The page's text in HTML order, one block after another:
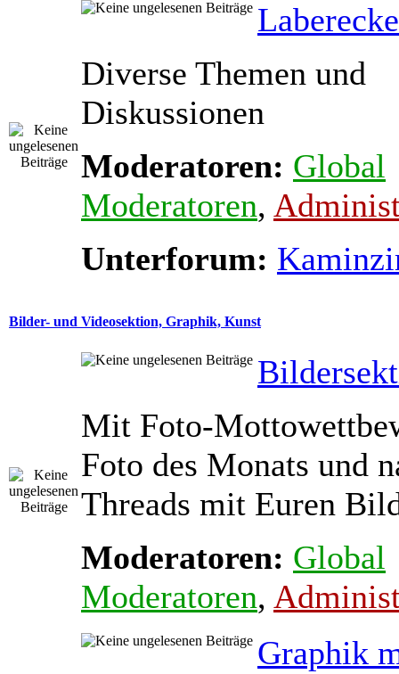
Laberecke
Diverse Themen und
Diskussionen
Moderatoren: Global
Moderatoren,
Unterforum:
Bilder- und Videosektion, Graphik, Kunst
Mit Foto-
Foto des Monats und
Threads mit Euren
Moderatoren: Global
Moderatoren,
Graphik